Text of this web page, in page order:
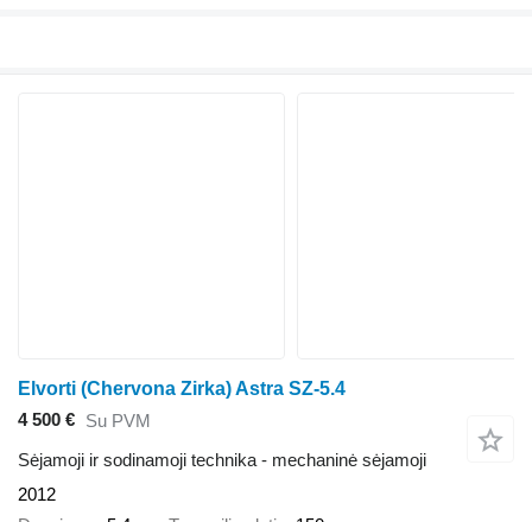
Elvorti (Chervona Zirka) Astra SZ-5.4
4 500 € Su PVM
Sėjamoji ir sodinamoji technika - mechaninė sėjamoji
2012